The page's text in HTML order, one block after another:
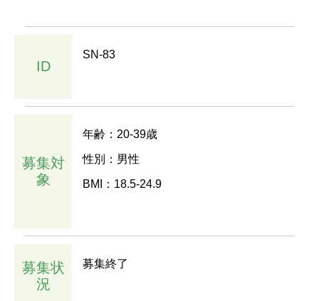
ID
SN-83
募集対
象
年齢：20-39歳
性別：男性
BMI：18.5-24.9
募集状
況
募集終了